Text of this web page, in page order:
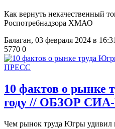
Как вернуть некачественный
Роспотребнадзора ХМАО
Балаган, 03 февраля 2024 в 16:31
5770 0
​10 фактов о рынке
году // ОБЗОР
Чем рынок труда Югры удивил